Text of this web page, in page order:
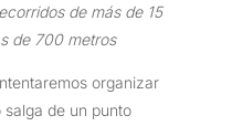
de más de 15
de 700 metros
organizar
de un punto